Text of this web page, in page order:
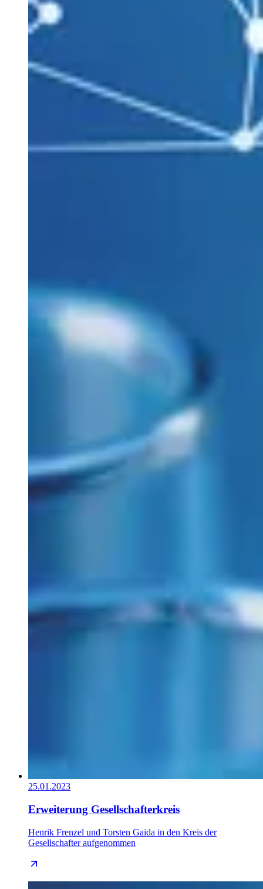
25.01.2023
Erweiterung Gesellschafterkreis
Henrik Frenzel und Torsten Gaida in den Kreis der
Gesellschafter aufgenommen